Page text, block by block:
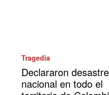
Tragedia
Declararon desastre
nacional en todo el